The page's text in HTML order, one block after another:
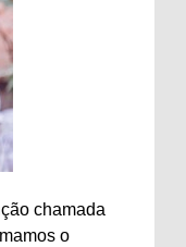
chamada
o